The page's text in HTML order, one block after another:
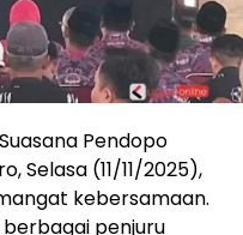
Pendopo
Selasa (11/11/2025),
kebersamaan.
penjuru